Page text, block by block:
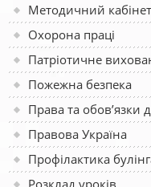
Методичний кабінет
Охорона праці
Патріотичне
Пожежна безпека
Права та обов’язки
Правова Україна
Профілактика
Розклад уроків